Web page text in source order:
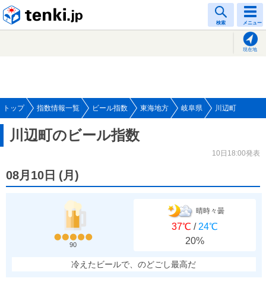
検索 メニュー
現在地
トップ 指数情報一覧 ビール指数 東海地方 岐阜県 川辺町
川辺町のビール指数
10日18:00発表
08月10日 (月 )
90
晴時々曇
37℃ / 24℃
20%
冷えたビールで、のどごし最高だ